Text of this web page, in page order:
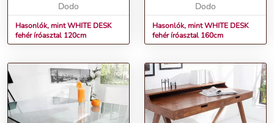
Dodo
Hasonlók, mint WHITE DESK
fehér íróasztal 120cm
Dodo
Hasonlók, mint WHITE DESK
fehér íróasztal 160cm